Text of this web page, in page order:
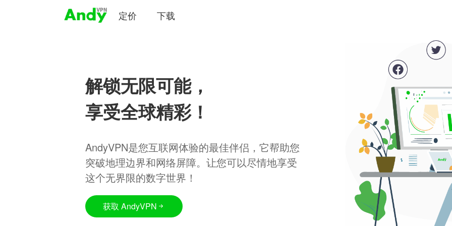
定价 下载
解锁无限可能，
享受全球精彩！
AndyVPN是您互联网体验的最佳伴侣，它帮助您
突破地理边界和网络屏障。让您可以尽情地享受
这个无界限的数字世界！
获取 AndyVPN